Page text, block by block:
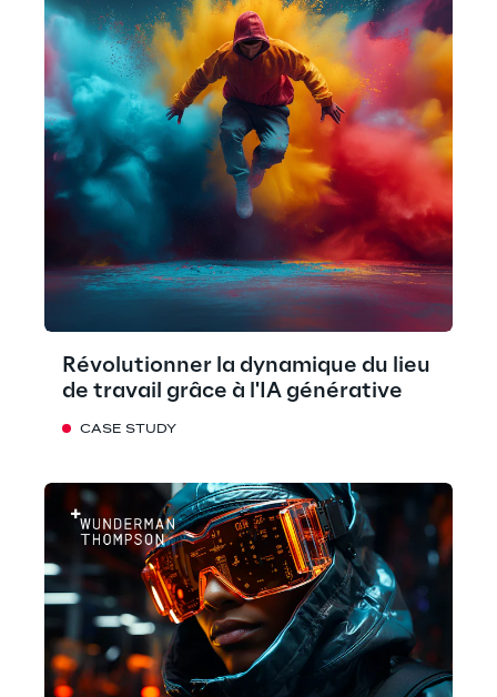
Révolutionner la dynamique du lieu
de travail grâce à l'IA générative
CASE STUDY